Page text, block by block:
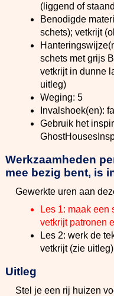
(liggend of
Benodigde
schets); vetkrijt
schets met grijs
vetkrijt in dunne
uitleg)
Weging: 5
Invalshoek(en):
Gebruik het
Werkzaamheden
mee bezig bent, is
Gewerkte uren aan
Les 1: maak een
vetkrijt patronen
Les 2: werk de
vetkrijt (zie uitleg)
Uitleg
Stel je een rij huizen